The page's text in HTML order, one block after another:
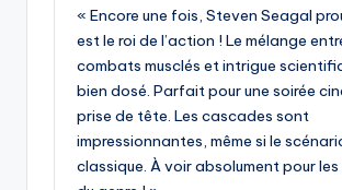
« Encore une fois, Steven Seagal
est le roi de l’action ! Le mélange
combats musclés et intrigue
bien dosé. Parfait pour une soirée
prise de tête. Les cascades sont
impressionnantes, même si le
classique. À voir absolument pour